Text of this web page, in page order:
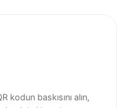
kodun baskısını alın,